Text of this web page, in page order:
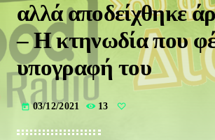
CHAT
ΚΑΤΗΓΟΡΙΕΣ
αλλά αποδείχθηκε
– Η κτηνωδία που
υπογραφή του
today 03/12/2021 13